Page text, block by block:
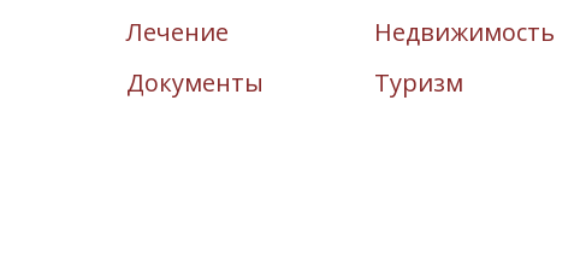
Лечение
Недвижимость
Документы
Туризм